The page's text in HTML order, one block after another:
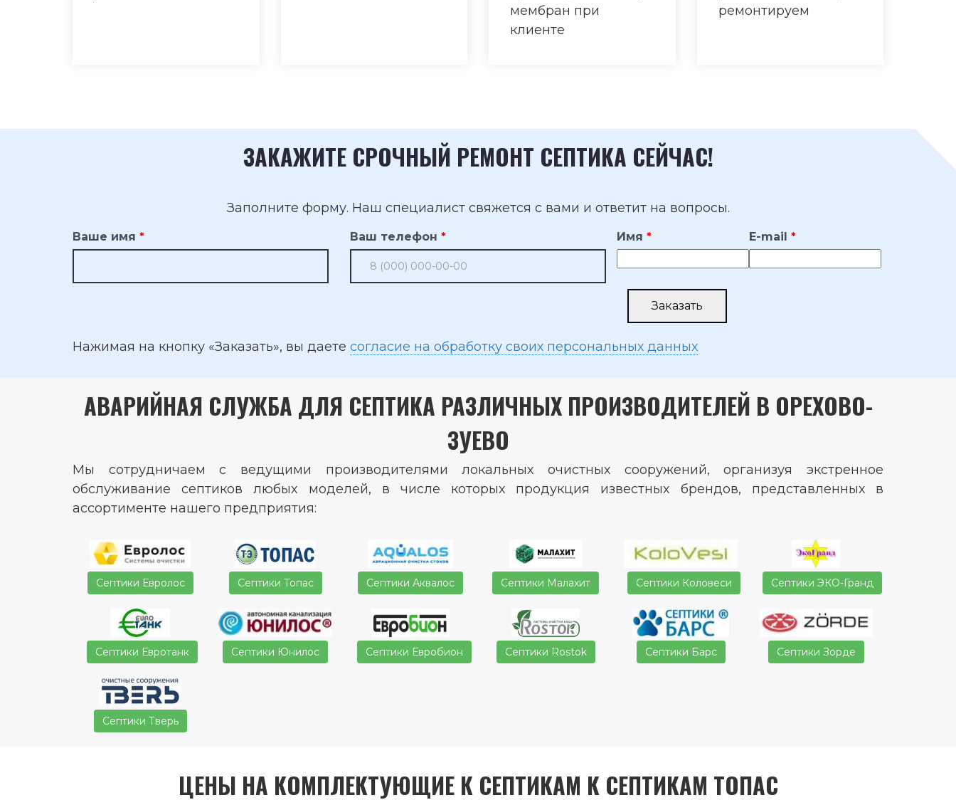
мембран при
клиенте
ремонтируем
ЗАКАЖИТЕ СРОЧНЫЙ РЕМОНТ СЕПТИКА СЕЙЧАС!
Заполните форму. Наш специалист свяжется с вами и ответит на вопросы.
Ваше имя Ваш телефон Имя E-mail
Нажимая на кнопку «Заказать», вы даете согласие на обработку своих персональных данных
АВАРИЙНАЯ СЛУЖБА ДЛЯ СЕПТИКА РАЗЛИЧНЫХ ПРОИЗВОДИТЕЛЕЙ В ОРЕХОВО-
ЗУЕВО
Мы сотрудничаем с ведущими производителями локальных очистных сооружений, организуя экстренное
обслуживание септиков любых моделей, в числе которых продукция известных брендов, представленных в
ассортименте нашего предприятия:
Септики Евролос Септики Топас Септики Аквалос Септики Малахит Септики Коловеси Септики ЭКО-Гранд
Септики Евротанк Септики Юнилос Септики Евробион Септики Rostok Септики Барс Септики Зорде
Септики Тверь
ЦЕНЫ НА КОМПЛЕКТУЮЩИЕ К СЕПТИКАМ К СЕПТИКАМ ТОПАС